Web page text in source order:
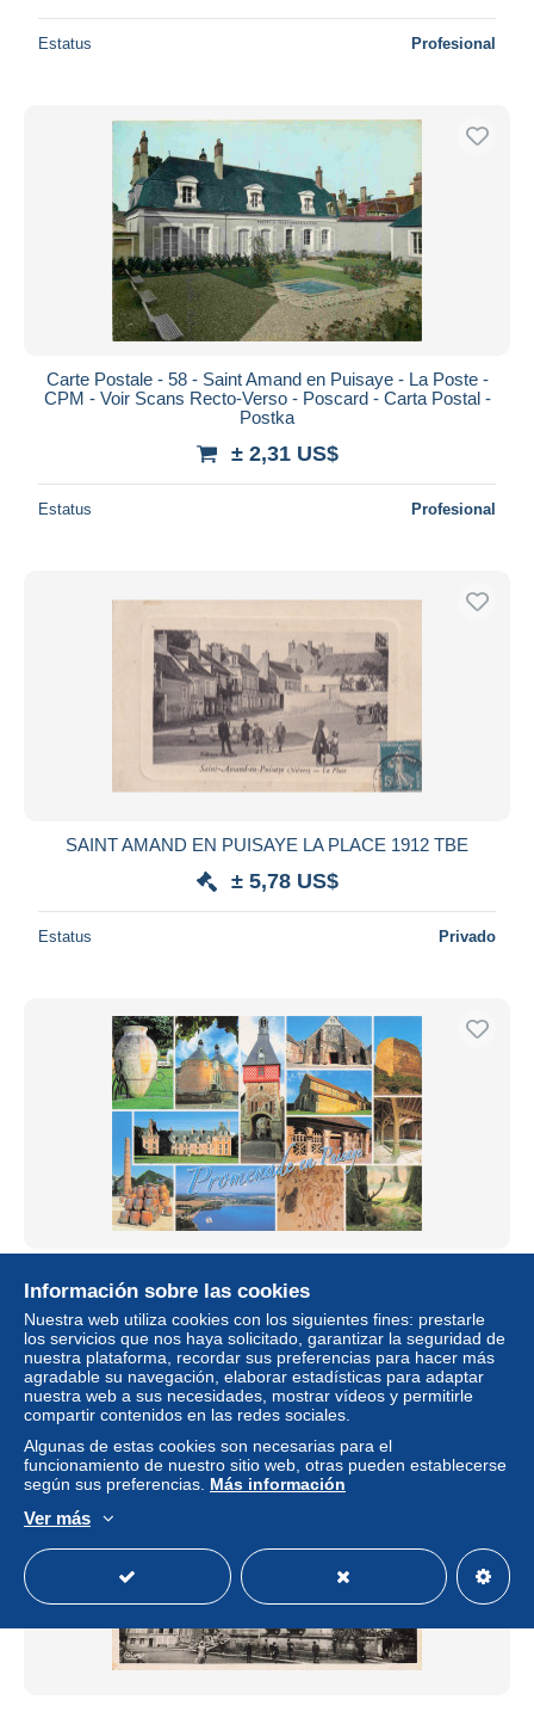
Estatus Profesional
Carte Postale - 58 - Saint Amand en Puisaye - La Poste -
CPM - Voir Scans Recto-Verso - Poscard - Carta Postal -
Postka
± 2,31 US$
Estatus Profesional
SAINT AMAND EN PUISAYE LA PLACE 1912 TBE
± 5,78 US$
Estatus Privado
AMAND EN PUISAYE
± 6,82 US$
Estatus Profesional
Información sobre las cookies
Nuestra web utiliza cookies con los siguientes fines: prestarle
los servicios que nos haya solicitado, garantizar la seguridad de
nuestra plataforma, recordar sus preferencias para hacer más
agradable su navegación, elaborar estadísticas para adaptar
nuestra web a sus necesidades, mostrar vídeos y permitirle
compartir contenidos en las redes sociales.
Algunas de estas cookies son necesarias para el
funcionamiento de nuestro sitio web, otras pueden establecerse
según sus preferencias. Más información
Ver más